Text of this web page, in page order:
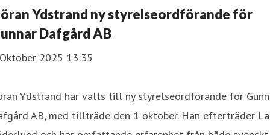
Ydstrand ny styrelseordförande för
Dafgård AB
2025 13:35
Ydstrand har valts till ny styrelseordförande för
AB, med tillträde den 1 oktober. Han efterträder